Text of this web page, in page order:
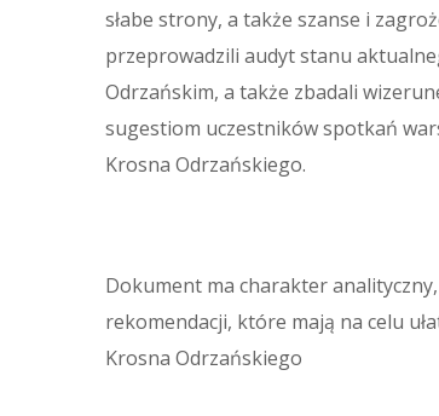
słabe strony, a także szanse i
przeprowadzili audyt stanu
Odrzańskim, a także zbadali
sugestiom uczestników spotkań
Krosna Odrzańskiego.
Dokument ma charakter
rekomendacji, które mają na celu
Krosna Odrzańskiego